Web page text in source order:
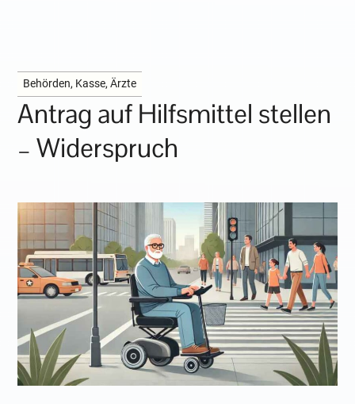
Behörden, Kasse, Ärzte
Antrag auf Hilfsmittel stellen
– Widerspruch